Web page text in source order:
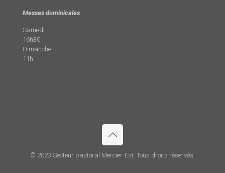
Messes dominicales
Samedi:
16h30
Dimanche:
11h
© 2023 Secteur pastoral Mercier-Est. Tous droits réservés.